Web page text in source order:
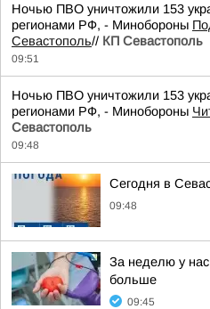
Ночью ПВО уничтожили 153
регионами РФ, - Минобороны
Севастополь// КП Севастополь
09:51
Ночью ПВО уничтожили 153
регионами РФ, - Минобороны
Севастополь
09:48
Сегодня в
09:48
За неделю у
больше
09:45